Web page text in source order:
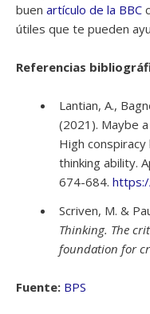
buen artículo de la BBC
útiles que te pueden
Referencias
Lantian, A.,
(2021). Maybe
High
thinking ability.
674-684.
Scriven, M. &
Thinking. The
foundation for
Fuente: BPS